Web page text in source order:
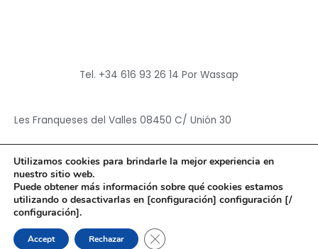
Tel. +34 616 93 26 14 Por Wassap
Les Franqueses del Valles 08450 C/ Unión 30
Copyright © 2026Hun Yuan Chen
Powered byHun Yuan Chen
Utilizamos cookies para brindarle la mejor experiencia en
nuestro sitio web.
Puede obtener más información sobre qué cookies estamos
utilizando o desactivarlas en [configuración] configuración [/
configuración].
Accept Rechazar CERRAR EL BANNER DE